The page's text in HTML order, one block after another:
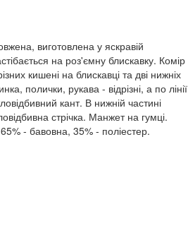
виготовлена у яскравій
на роз'ємну блискавку. Комір
кишені на блискавці та дві нижніх
полички, рукава - відрізні, а по лінії
кант. В нижній частині
стрічка. Манжет на гумці.
- бавовна, 35% - поліестер.